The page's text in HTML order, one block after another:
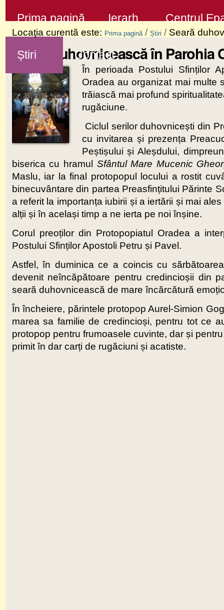
la
conţinut
Sari
la
navigare
Prima pagină Ierarh Centrul
Știri Contact
Locaţia curentă este: Prima pagină / Știri / Seară
Seară duhovnicească în Parohia
În perioada Postului Sfinților
Oradea au organizat mai multe
trăiască mai profund
rugăciune.
Ciclul serilor duhovnicești din
cu invitarea și prezența
Peștișului și Aleșdului,
biserica cu hramul Sfântul Mare Mucenic
Maslu, iar la final protopopul locului a rostit
binecuvântare din partea Preasfințitului Părinte
a referit la importanța iubirii și a iertării și mai
alții și în același timp a ne ierta pe noi înșine.
Corul preoților din Protopopiatul Oradea a
Postului Sfinților Apostoli Petru și Pavel.
Astfel, în duminica ce a coincis cu
devenit neîncăpătoare pentru credincioșii din
seară duhovnicească de mare încărcătură
În încheiere, părintele protopop Aurel-Simion
marea sa familie de credincioși, pentru tot ce
protopop pentru frumoasele cuvinte, dar și
primit în dar carți de rugăciuni și acatiste.